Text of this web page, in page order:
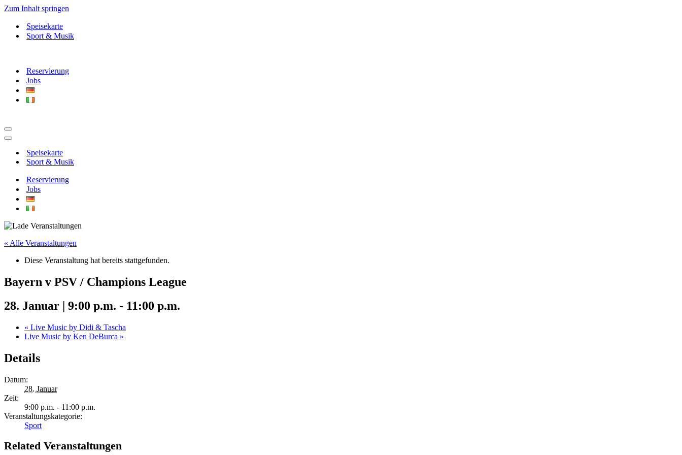
Zum Inhalt springen
Speisekarte
Sport & Musik
Reservierung
Jobs
Navigationsmenü
Navigationsmenü
Speisekarte
Sport & Musik
Reservierung
Jobs
« Alle Veranstaltungen
Diese Veranstaltung hat bereits stattgefunden.
Bayern v PSV / Champions League
28. Januar | 9:00 p.m. - 11:00 p.m.
« Live Music by Didi & Tascha
Live Music by Ken DeBurca »
Details
Datum:
28. Januar
Zeit:
9:00 p.m. - 11:00 p.m.
Veranstaltungskategorie:
Sport
Related Veranstaltungen